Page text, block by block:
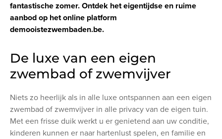
fantastische zomer. Ontdek het eigentijdse en ruime
aanbod op het online platform
demooistezwembaden.be.
De luxe van een eigen
zwembad of zwemvijver
Niets zo heerlijk als in alle luxe ontspannen aan een eigen
zwembad of zwemvijver in alle privacy van de eigen tuin.
Met een frisse duik werkt u er genietend aan uw conditie,
kinderen kunnen er naar hartenlust spelen, en familie en